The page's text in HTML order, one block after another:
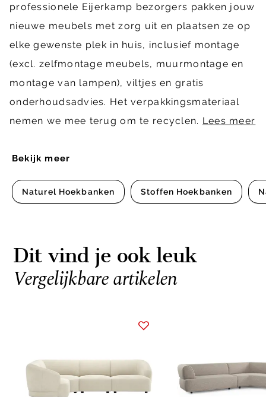
Bekijk meer
Naturel Hoekbanken Stoffen Hoekbanken
professionele Eijerkamp bezorgers pakken jouw
nieuwe meubels met zorg uit en plaatsen ze op
elke gewenste plek in huis, inclusief montage
(excl. zelfmontage meubels, muurmontage en
montage van lampen), viltjes en gratis
onderhoudsadvies. Het verpakkingsmateriaal
nemen we mee terug om te recyclen. Lees meer
Dit vind je ook leuk
Vergelijkbare artikelen